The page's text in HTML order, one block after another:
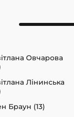
Овчарова
Лінинська
Браун (13)